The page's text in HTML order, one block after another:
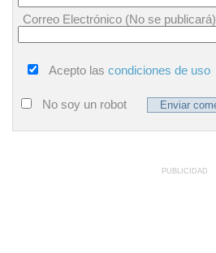
Correo Electrónico (No se publicará)
Acepto las condiciones de uso
No soy un robot
PUBLICIDAD